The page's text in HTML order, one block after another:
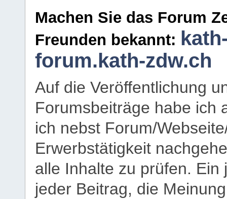
Machen Sie das Forum
Freunden bekannt:
forum.kath-zdw.ch
Auf die Veröffentlichung
Forumsbeiträge habe ich
ich nebst Forum/
Erwerbstätigkeit
alle Inhalte zu prüfen.
jeder Beitrag, die